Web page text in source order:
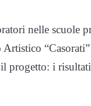
nelle scuole
“Casorati”
progetto: i